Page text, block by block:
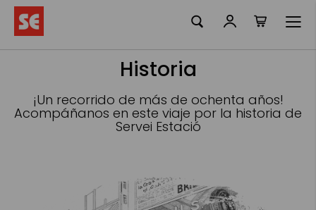
Historia
¡Un recorrido de más de ochenta años!
Acompáñanos en este viaje por la historia de
Servei Estació